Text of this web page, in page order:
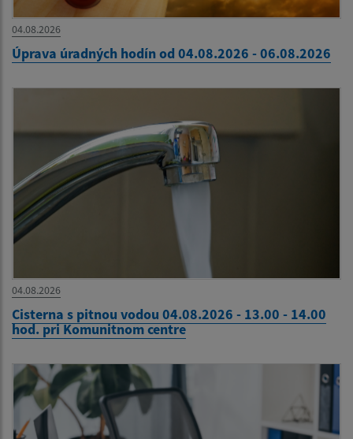
04.08.2026
Úprava úradných hodín od 04.08.2026 - 06.08.2026
04.08.2026
Cisterna s pitnou vodou 04.08.2026 - 13.00 - 14.00
hod. pri Komunitnom centre